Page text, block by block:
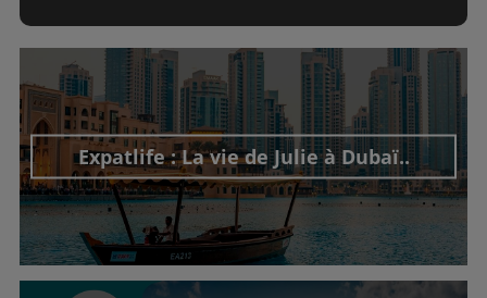
Expatlife : La vie de Julie à Dubaï..